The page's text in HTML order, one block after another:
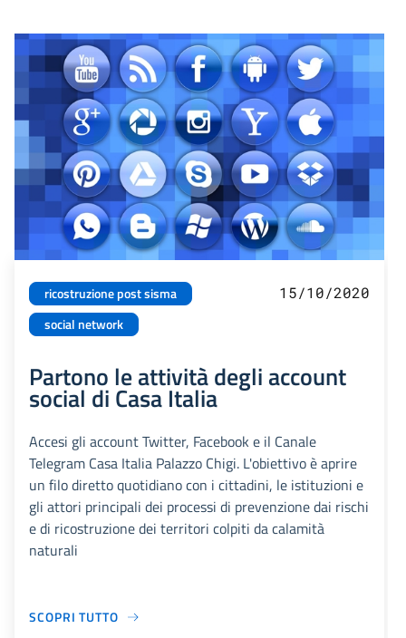
ricostruzione post sisma
social network
15/10/2020
Partono le attività degli account
social di Casa Italia
Accesi gli account Twitter, Facebook e il Canale
Telegram Casa Italia Palazzo Chigi. L'obiettivo è aprire
un filo diretto quotidiano con i cittadini, le istituzioni e
gli attori principali dei processi di prevenzione dai rischi
e di ricostruzione dei territori colpiti da calamità
naturali
SCOPRI TUTTO